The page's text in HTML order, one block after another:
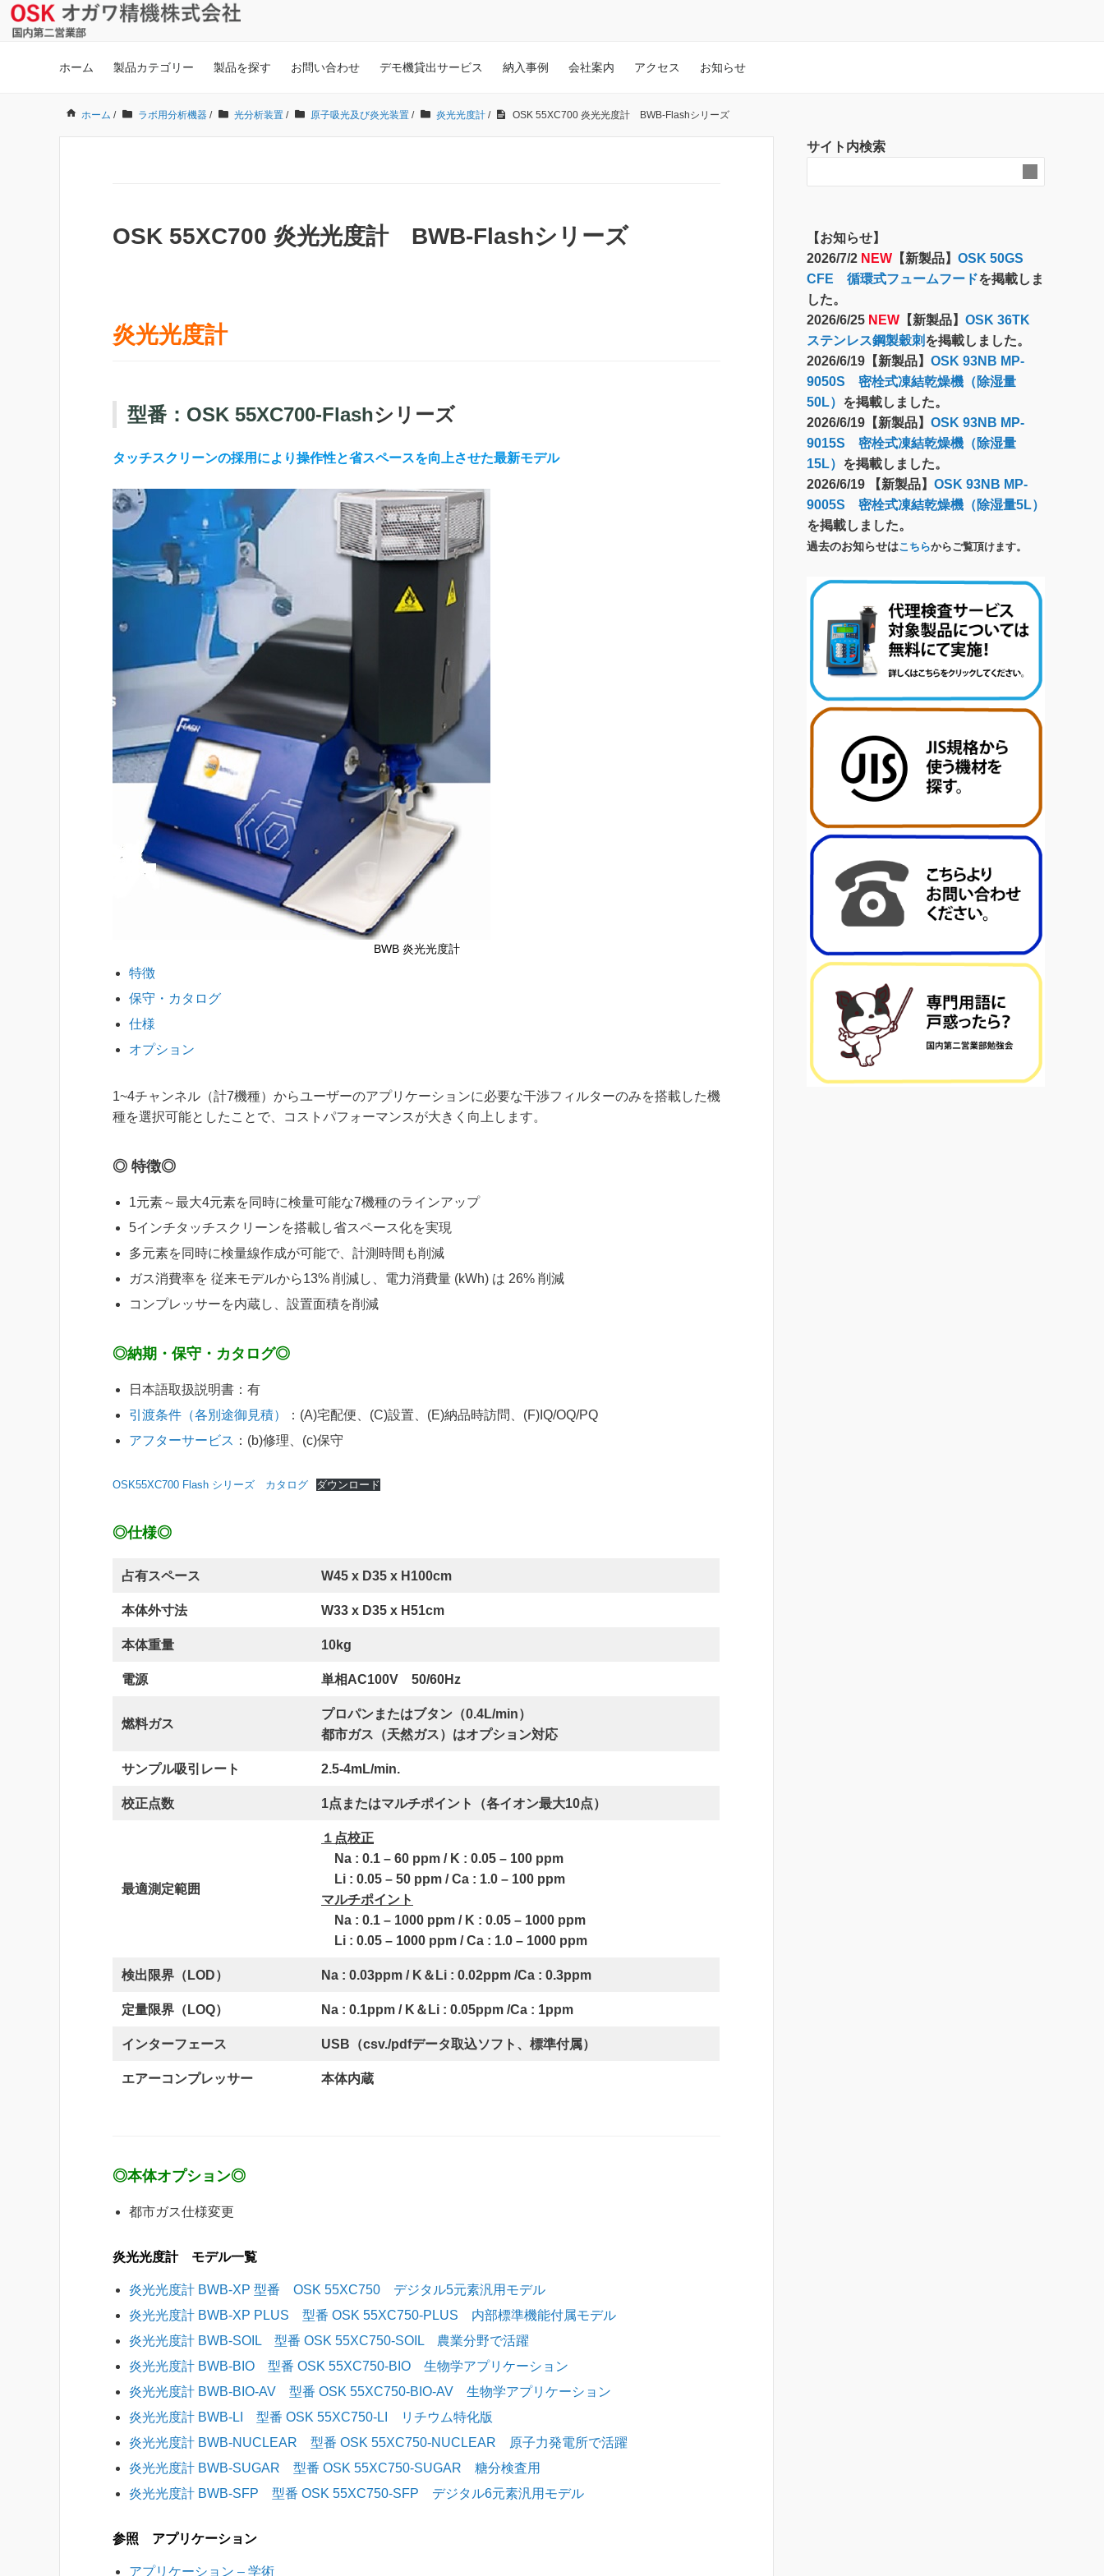
ホーム 製品カテゴリー 製品を探す お問い合わせ デモ機貸出サービス 納入事例 会社案内 アクセス お知らせ
ホーム / ラボ用分析機器 / 光分析装置 / 原子吸光及び炎光装置 / 炎光光度計 / OSK 55XC700 炎光光度計 BWB-Flashシリーズ
OSK 55XC700 炎光光度計 BWB-Flashシリーズ
炎光光度計
型番：OSK 55XC700-Flashシリーズ
タッチスクリーンの採用により操作性と省スペースを向上させた最新モデル
BWB 炎光光度計
特徴
保守・カタログ
仕様
オプション
1~4チャンネル（計7機種）からユーザーのアプリケーションに必要な干渉フィルターのみを搭載した機
種を選択可能としたことで、コストパフォーマンスが大きく向上します。
◎ 特徴◎
1元素～最大4元素を同時に検量可能な7機種のラインアップ
5インチタッチスクリーンを搭載し省スペース化を実現
多元素を同時に検量線作成が可能で、計測時間も削減
ガス消費率を 従来モデルから13% 削減し、電力消費量 (kWh) は 26% 削減
コンプレッサーを内蔵し、設置面積を削減
◎納期・保守・カタログ◎
日本語取扱説明書：有
引渡条件（各別途御見積）
：(A)宅配便、(C)設置、(E)納品時訪問、(F)IQ/OQ/PQ
アフターサービス ：(b)修理、(c)保守
OSK55XC700 Flash シリーズ カタログ ダウンロード
◎仕様◎
占有スペース W45 x D35 x H100cm
本体外寸法 W33 x D35 x H51cm
本体重量 10kg
電源 単相AC100V 50/60Hz
燃料ガス
プロパンまたはブタン（0.4L/min）
都市ガス（天然ガス）はオプション対応
サンプル吸引レート 2.5-4mL/min.
校正点数 1点またはマルチポイント（各イオン最大10点）
最適測定範囲
１点校正
Na : 0.1 – 60 ppm / K : 0.05 – 100 ppm
Li : 0.05 – 50 ppm / Ca : 1.0 – 100 ppm
マルチポイント
Na : 0.1 – 1000 ppm / K : 0.05 – 1000 ppm
Li : 0.05 – 1000 ppm / Ca : 1.0 – 1000 ppm
検出限界（LOD） Na : 0.03ppm / K＆Li : 0.02ppm /Ca : 0.3ppm
定量限界（LOQ） Na : 0.1ppm / K＆Li : 0.05ppm /Ca : 1ppm
インターフェース USB（csv./pdfデータ取込ソフト、標準付属）
エアーコンプレッサー 本体内蔵
◎本体オプション◎
都市ガス仕様変更
炎光光度計 モデル一覧
炎光光度計 BWB-XP 型番 OSK 55XC750 デジタル5元素汎用モデル
炎光光度計 BWB-XP PLUS 型番 OSK 55XC750-PLUS 内部標準機能付属モデル
炎光光度計 BWB-SOIL 型番 OSK 55XC750-SOIL 農業分野で活躍
炎光光度計 BWB-BIO 型番 OSK 55XC750-BIO 生物学アプリケーション
炎光光度計 BWB-BIO-AV 型番 OSK 55XC750-BIO-AV 生物学アプリケーション
炎光光度計 BWB-LI 型番 OSK 55XC750-LI リチウム特化版
炎光光度計 BWB-NUCLEAR 型番 OSK 55XC750-NUCLEAR 原子力発電所で活躍
炎光光度計 BWB-SUGAR 型番 OSK 55XC750-SUGAR 糖分検査用
炎光光度計 BWB-SFP 型番 OSK 55XC750-SFP デジタル6元素汎用モデル
参照 アプリケーション
アプリケーション – 学術
サイト内検索
【お知らせ】
2026/7/2 NEW 【新製品】 OSK 50GS
CFE 循環式フュームフードを掲載しま
した。
2026/6/25 NEW 【新製品】 OSK 36TK
ステンレス鋼製穀刺 を掲載しました。
2026/6/19【新製品】 OSK 93NB MP-
9050S 密栓式凍結乾燥機（除湿量
50L） を掲載しました。
2026/6/19【新製品】 OSK 93NB MP-
9015S 密栓式凍結乾燥機（除湿量
15L） を掲載しました。
2026/6/19 【新製品】 OSK 93NB MP-
9005S 密栓式凍結乾燥機（除湿量5L）
を掲載しました。
過去のお知らせはこちらからご覧頂けます。